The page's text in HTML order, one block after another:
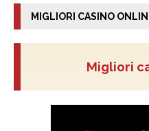
MIGLIORI CASINO
Migliori